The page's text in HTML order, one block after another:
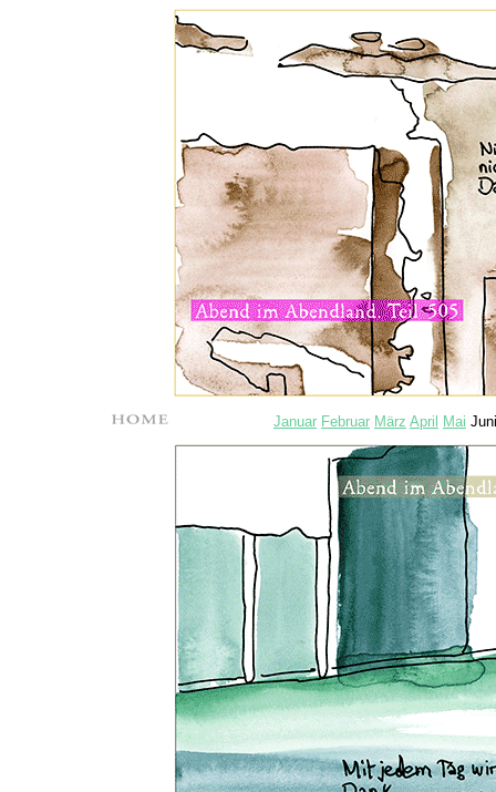
Januar Februar März April Mai Juni